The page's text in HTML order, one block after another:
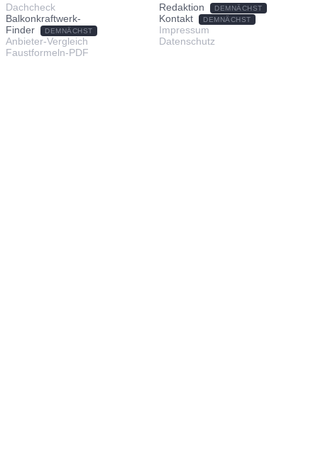
Dachcheck
Balkonkraftwerk-
Finder
DEMNÄCHST
Anbieter-Vergleich
Faustformeln-PDF
Redaktion DEMNÄCHST
Kontakt DEMNÄCHST
Impressum
Datenschutz